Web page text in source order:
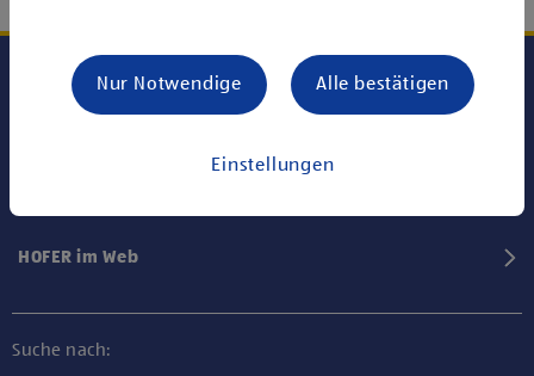
HOFER im Web
Suche nach:
Einstellungen
Nur Notwendige Alle bestätigen